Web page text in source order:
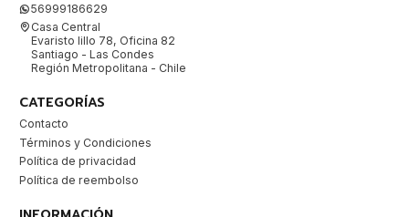
56999186629
Casa Central
Evaristo lillo 78, Oficina 82
Santiago - Las Condes
Región Metropolitana - Chile
CATEGORÍAS
Contacto
Términos y Condiciones
Política de privacidad
Política de reembolso